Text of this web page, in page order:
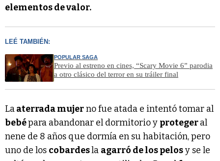
elementos de valor.
LEÉ TAMBIÉN:
POPULAR SAGA
Previo al estreno en cines, “Scary Movie 6” parodia
a otro clásico del terror en su tráiler final
Laaterrada mujerno fue atada e intentó tomar al
bebépara abandonar el dormitorio y protegeral
nene de 8 años que dormía en su habitación, pero
uno de los cobardesla agarró de los pelosy se le